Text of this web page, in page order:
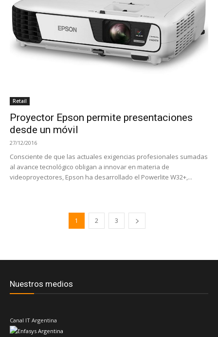
Retail
Proyector Epson permite presentaciones
desde un móvil
27/12/2016
Consciente de que las actuales exigencias profesionales sumadas
al avance tecnológico obligan a innovar en materia de
videoproyectores, Epson ha desarrollado el Powerlite W32+,...
1 2 3
Nuestros medios
Canal IT Argentina